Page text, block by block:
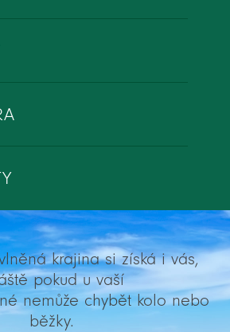
krajina si získá i vás,
pokud u vaší
nemůže chybět kolo nebo
běžky.